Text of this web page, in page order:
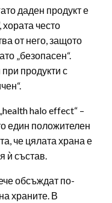
даден продукт е
хората често
от него, защото
„безопасен“.
продукти с
halo effect“ –
един положителен
че цялата храна е
ѝ състав.
обсъждат по-
храните. В